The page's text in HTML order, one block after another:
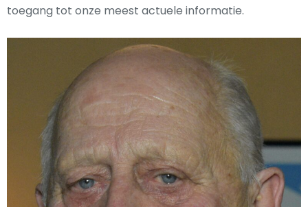
toegang tot onze meest actuele informatie.